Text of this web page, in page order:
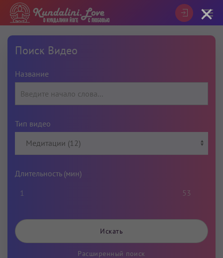
Поиск Видео
Название
Тип видео
Длительность (мин)
1
53
Расширенный поиск
×